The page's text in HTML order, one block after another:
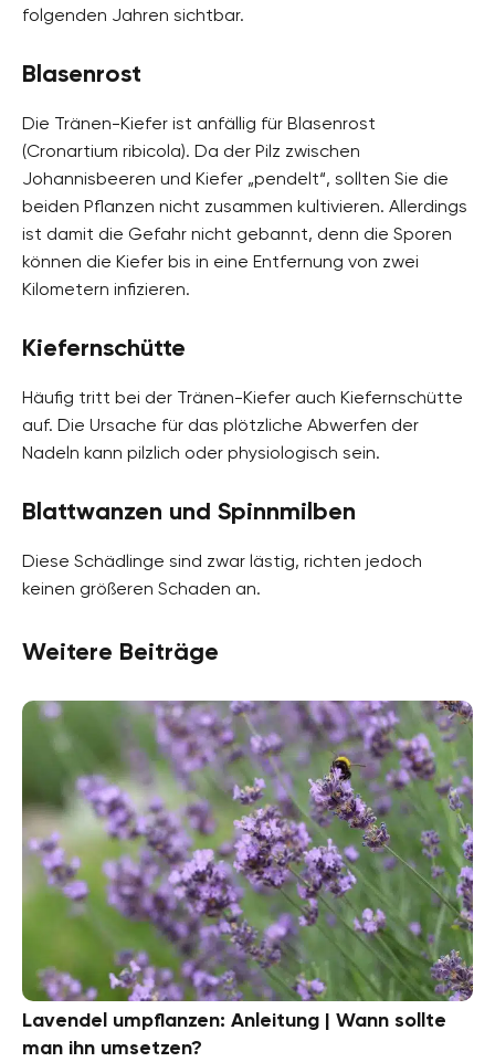
folgenden Jahren sichtbar.
Blasenrost
Die Tränen-Kiefer ist anfällig für Blasenrost
(Cronartium ribicola). Da der Pilz zwischen
Johannisbeeren und Kiefer „pendelt“, sollten Sie die
beiden Pflanzen nicht zusammen kultivieren. Allerdings
ist damit die Gefahr nicht gebannt, denn die Sporen
können die Kiefer bis in eine Entfernung von zwei
Kilometern infizieren.
Kiefernschütte
Häufig tritt bei der Tränen-Kiefer auch Kiefernschütte
auf. Die Ursache für das plötzliche Abwerfen der
Nadeln kann pilzlich oder physiologisch sein.
Blattwanzen und Spinnmilben
Diese Schädlinge sind zwar lästig, richten jedoch
keinen größeren Schaden an.
Weitere Beiträge
Lavendel umpflanzen: Anleitung | Wann sollte
man ihn umsetzen?